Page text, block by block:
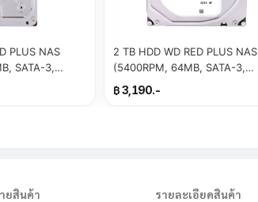
PLUS NAS
SATA-3,
2 TB HDD WD RED PLUS NAS
(5400RPM, 64MB, SATA-3,
WD20EFPX)
฿ 3,190.-
ยสินค้า รายละเอียดสินค้า